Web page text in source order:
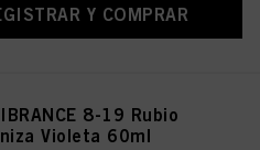
Y COMPRAR
8-19 Rubio
Violeta 60ml